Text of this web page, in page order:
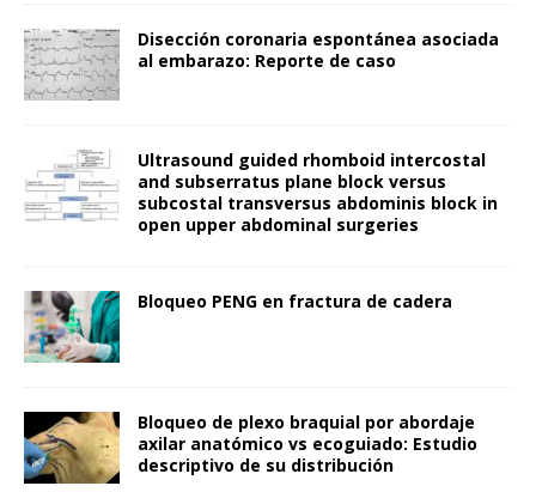
Disección coronaria espontánea asociada
al embarazo: Reporte de caso
Ultrasound guided rhomboid intercostal
and subserratus plane block versus
subcostal transversus abdominis block in
open upper abdominal surgeries
Bloqueo PENG en fractura de cadera
Bloqueo de plexo braquial por abordaje
axilar anatómico vs ecoguiado: Estudio
descriptivo de su distribución